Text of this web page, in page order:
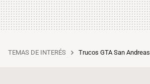
TEMAS DE INTERÉS Trucos GTA San Andreas